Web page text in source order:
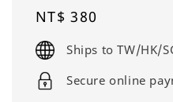
Regular
price
NT$ 380
Ships to TW/HK/
Secure online